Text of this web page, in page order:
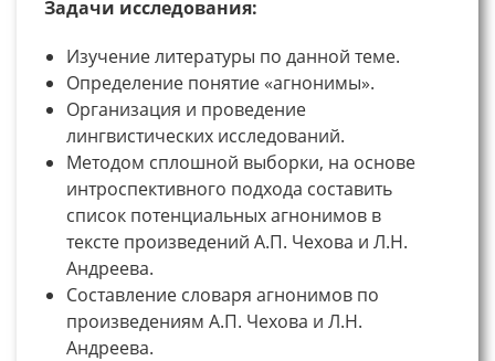
Задачи исследования:
Изучение литературы по данной теме.
Определение понятие «агнонимы».
Организация и проведение
лингвистических исследований.
Методом сплошной выборки, на основе
интроспективного подхода составить
список потенциальных агнонимов в
тексте произведений А.П. Чехова и Л.Н.
Андреева.
Составление словаря агнонимов по
произведениям А.П. Чехова и Л.Н.
Андреева.